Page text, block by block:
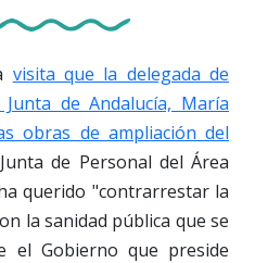
visita que la delegada de
de Andalucía, María
obras de ampliación del
de Personal del Área
querido "contrarrestar la
la sanidad pública que se
el Gobierno que preside